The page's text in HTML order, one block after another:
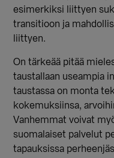
esimerkiksi liittyen
transitioon ja
liittyen.
On tärkeää pitää
taustallaan useampia
taustassa on monta
kokemuksiinsa,
Vanhemmat voivat
suomalaiset palvelut
tapauksissa